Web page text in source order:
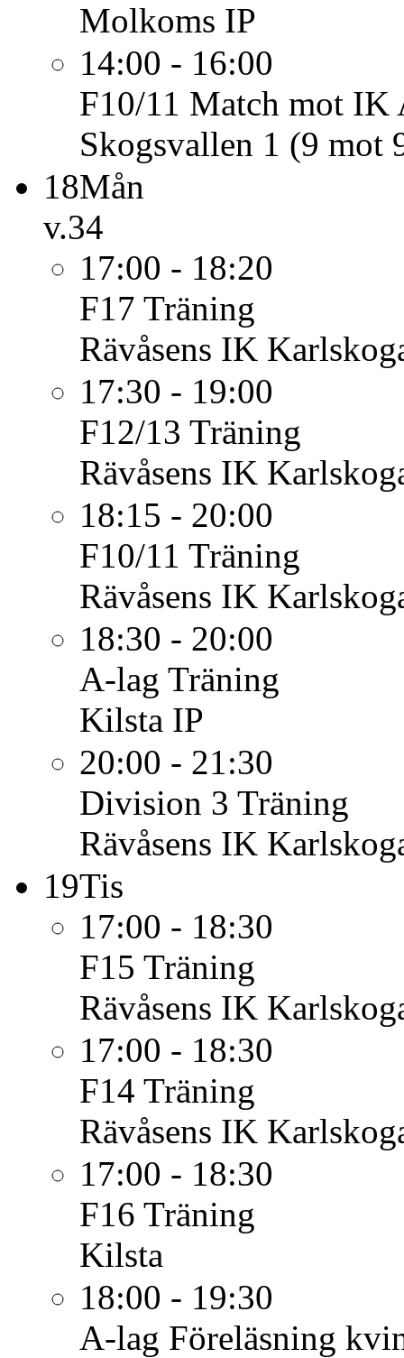
Molkoms IP
14:00 - 16:00
F10/11 Match mot IK
Skogsvallen 1 (9 mot
18Mån
v.34
17:00 - 18:20
F17 Träning
Rävåsens IK
17:30 - 19:00
F12/13 Träning
Rävåsens IK
18:15 - 20:00
F10/11 Träning
Rävåsens IK
18:30 - 20:00
A-lag Träning
Kilsta IP
20:00 - 21:30
Division 3 Träning
Rävåsens IK
19Tis
17:00 - 18:30
F15 Träning
Rävåsens IK
17:00 - 18:30
F14 Träning
Rävåsens IK
17:00 - 18:30
F16 Träning
Kilsta
18:00 - 19:30
A-lag Föreläsning